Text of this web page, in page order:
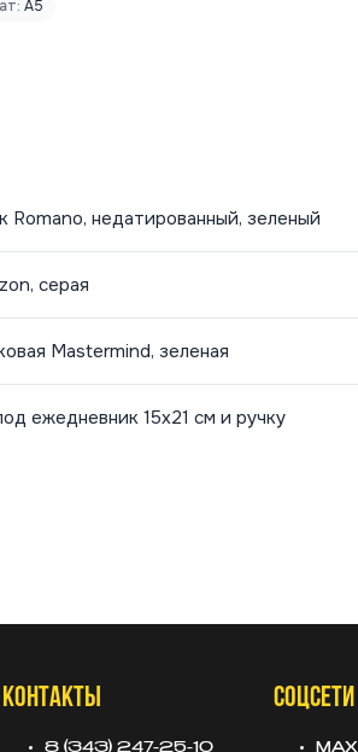
А5
Romano, недатированный, зеленый
серая
Mastermind, зеленая
ежедневник 15х21 см и ручку
КОНТАКТЫ
8 (343) 247-25-10
СОЦСЕТИ
MAX